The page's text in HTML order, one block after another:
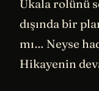
Ukala rolünü
dışında bir
mı… Neyse
Hikayenin